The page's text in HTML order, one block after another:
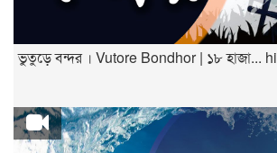
ভুতুড়ে বন্দর । Vutore Bondhor | ১৮ হাজা... hi